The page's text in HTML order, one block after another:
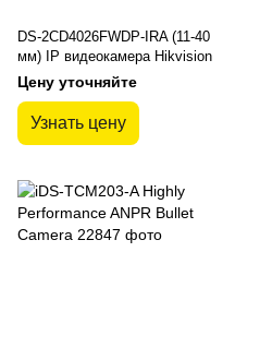
DS-2CD4026FWDP-IRA (11-40
мм) IP видеокамера Hikvision
Цену уточняйте
Узнать цену